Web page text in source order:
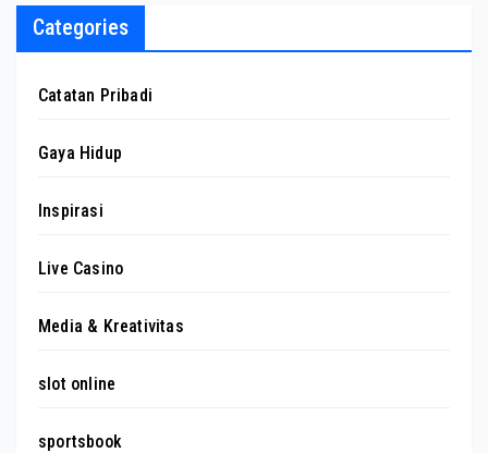
Categories
Catatan Pribadi
Gaya Hidup
Inspirasi
Live Casino
Media & Kreativitas
slot online
sportsbook